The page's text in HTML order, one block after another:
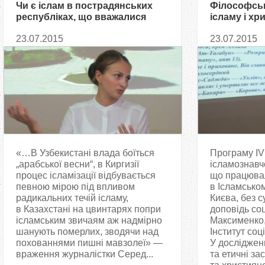
Чи є іслам в пострадянських
республіках, що вважалися
23.07.2015
«…В Узбекистані влада боїться
„арабської весни“, в Киргизії
процес ісламізації відбувається
певною мірою під впливом
радикальних течій ісламу,
в Казахстані на цвинтарях попри
ісламським звичаям аж надмірно
шанують померлих, зводячи над
похованнями пишні мавзолеї» —
враження журналістки Серед...
ісламу і
23.07.2015
Програму
що
в
Києва, без
доповідь
Інститут
У
та етичні